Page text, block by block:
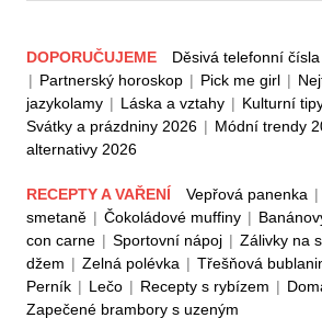
DOPORUČUJEME Děsivá telefonní čísla
| Partnerský horoskop | Pick me girl |
jazykolamy | Láska a vztahy | Kulturní
Svátky a prázdniny 2026 | Módní trendy
alternativy 2026
RECEPTY A VAŘENÍ Vepřová panenka |
smetaně | Čokoládové muffiny |
con carne | Sportovní nápoj | Zálivky na
džem | Zelná polévka | Třešňová
Perník | Lečo | Recepty s rybízem |
Zapečené brambory s uzeným